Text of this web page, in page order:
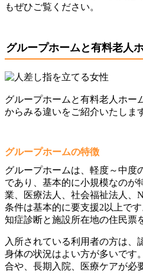
もぜひご覧ください。
グループホームと有料老人
グループホームと有料老人ホー
からみる違いをご紹介いたしま
グループホームの特徴
グループホームは、軽度～中度
であり、基本的に小規模なのが
業、医療法人、社会福祉法人、
条件は基本的に要支援2以上で
知症診断と施設所在地の住民票
入所されている利用者の方は、
身体の状況はよい方が多いです
合や、長期入院、医療ケアが必